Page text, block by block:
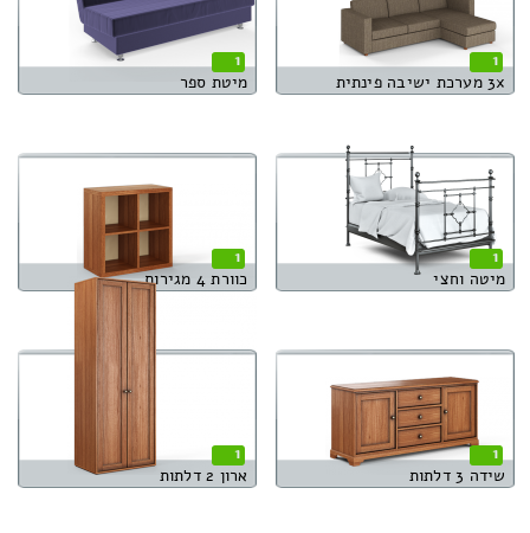
1
3x מערכת ישיבה פינתית
1
מיטת ספר
1
מיטה וחצי
1
כוורת 4 מגירות
1
שידה 3 דלתות
1
ארון 2 דלתות